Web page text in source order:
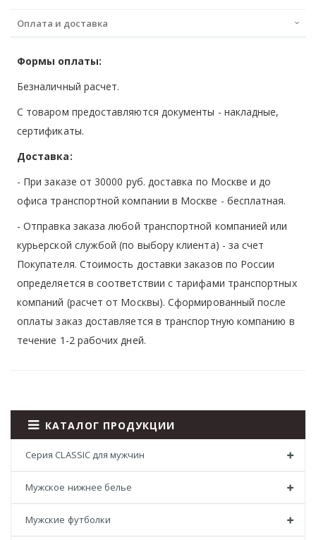
Оплата и доставка
Формы оплаты:
Безналичный расчет.
С товаром предоставляются документы - накладные,
сертификаты.
Доставка:
- При заказе от 30000 руб. доставка по Москве и до
офиса транспортной компании в Москве - бесплатная.
- Отправка заказа любой транспортной компанией или
курьерской службой (по выбору клиента) - за счет
Покупателя. Стоимость доставки заказов по России
определяется в соответствии с тарифами транспортных
компаний (расчет от Москвы). Сформированный после
оплаты заказ доставляется в транспортную компанию в
течение 1-2 рабочих дней.
КАТАЛОГ ПРОДУКЦИИ
Серия CLASSIC для мужчин
Мужское нижнее белье
Мужские футболки